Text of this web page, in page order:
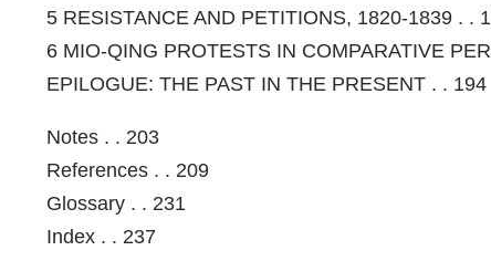
5 RESISTANCE AND PETITIONS, 1820-1839 . .
6 MIO-QING PROTESTS IN COMPARATIVE
EPILOGUE: THE PAST IN THE PRESENT . . 194
Notes . . 203
References . . 209
Glossary . . 231
Index . . 237